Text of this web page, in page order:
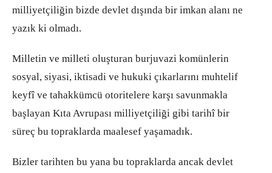
milliyetçiliğin bizde devlet dışında bir imkan alanı ne
yazık ki olmadı.
Milletin ve milleti oluşturan burjuvazi komünlerin
sosyal, siyasi, iktisadi ve hukuki çıkarlarını muhtelif
keyfî ve tahakkümcü otoritelere karşı savunmakla
başlayan Kıta Avrupası milliyetçiliği gibi tarihî bir
süreç bu topraklarda maalesef yaşamadık.
Bizler tarihten bu yana bu topraklarda ancak devlet